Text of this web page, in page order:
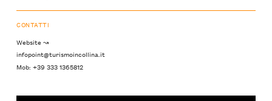
CONTATTI
Website ↝
infopoint@turismoincollina.it
Mob: +39 333 1365812